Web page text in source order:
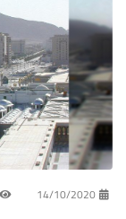
14/10/2020